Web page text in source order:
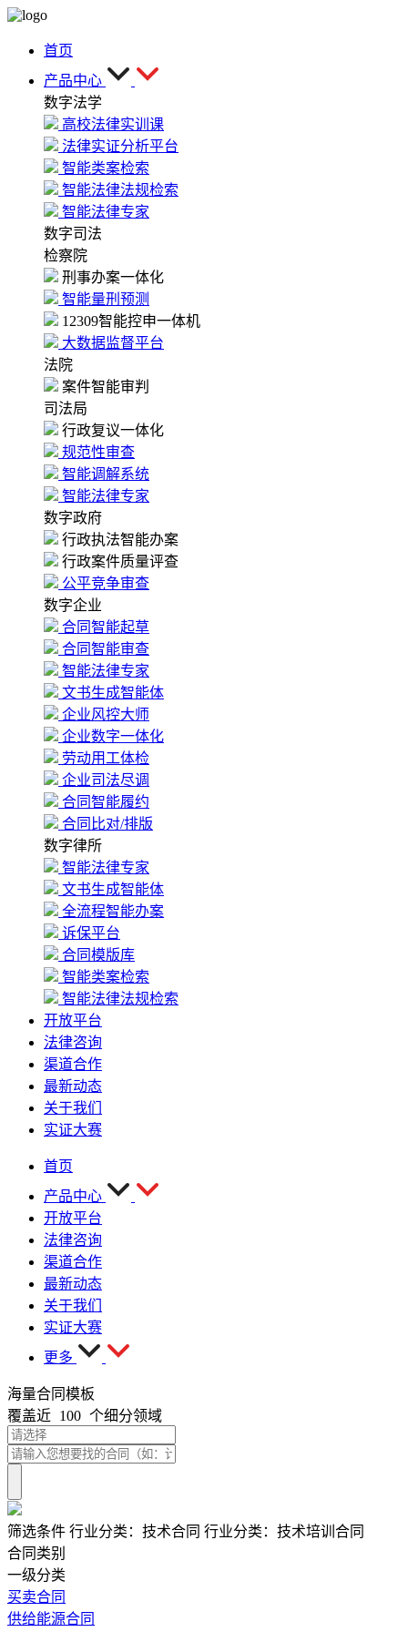
首页
产品中心
数字法学
高校法律实训课
法律实证分析平台
智能类案检索
智能法律法规检索
智能法律专家
数字司法
检察院
刑事办案一体化
智能量刑预测
12309智能控申一体机
大数据监督平台
法院
案件智能审判
司法局
行政复议一体化
规范性审查
智能调解系统
智能法律专家
数字政府
行政执法智能办案
行政案件质量评查
公平竞争审查
数字企业
合同智能起草
合同智能审查
智能法律专家
文书生成智能体
企业风控大师
企业数字一体化
劳动用工体检
企业司法尽调
合同智能履约
合同比对/排版
数字律所
智能法律专家
文书生成智能体
全流程智能办案
诉保平台
合同模版库
智能类案检索
智能法律法规检索
开放平台
法律咨询
渠道合作
最新动态
关于我们
实证大赛
首页
产品中心
开放平台
法律咨询
渠道合作
最新动态
关于我们
实证大赛
更多
海量合同模板
覆盖近 100 个细分领域
筛选条件 行业分类： 技术合同 行业分类： 技术培训合同
合同类别
一级分类
买卖合同
供给能源合同